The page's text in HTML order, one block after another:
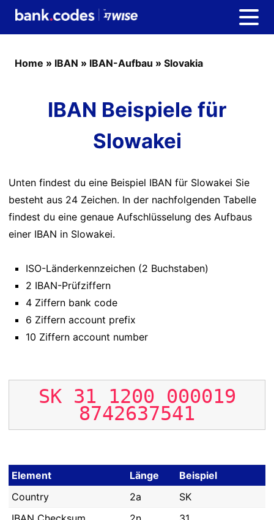
Home » IBAN » IBAN-Aufbau » Slovakia
IBAN Beispiele für
Slowakei
Unten findest du eine Beispiel IBAN für Slowakei Sie
besteht aus 24 Zeichen. In der nachfolgenden Tabelle
findest du eine genaue Aufschlüsselung des Aufbaus
einer IBAN in Slowakei.
ISO-Länderkennzeichen (2 Buchstaben)
2 IBAN-Prüfziffern
4 Ziffern bank code
6 Ziffern account prefix
10 Ziffern account number
SK 31 1200 000019
8742637541
Element Länge
Beispiel
Country
2a
SK